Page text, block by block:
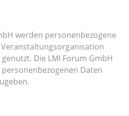
werden personenbezogene
Die LMI Forum GmbH
Daten